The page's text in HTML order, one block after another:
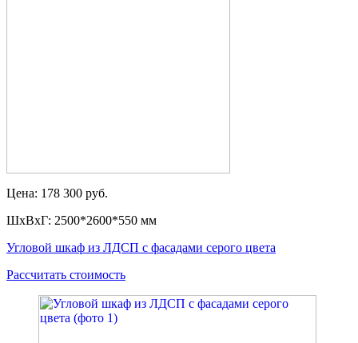
Цена: 178 300 руб.
ШxВxГ: 2500*2600*550 мм
Угловой шкаф из ЛДСП с фасадами серого цвета
Рассчитать стоимость